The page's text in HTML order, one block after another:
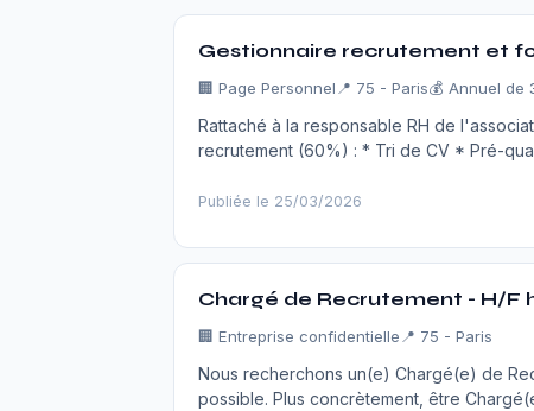
Gestionnaire recrutement et
🏢 Page Personnel 📍 75 - Paris💰 Annuel de
Rattaché à la responsable RH de
recrutement (60%) : * Tri de CV * Pré-
Publiée le 25/03/2026
Chargé de Recrutement - H/F
🏢 Entreprise confidentielle 📍 75 - Paris
Nous recherchons un(e) Chargé(e) de
possible. Plus concrètement, être